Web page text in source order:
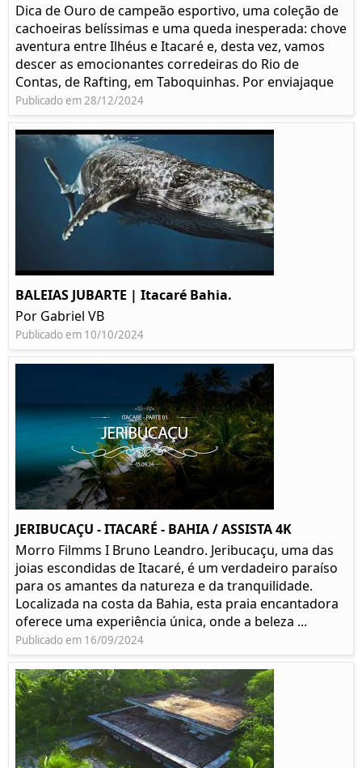
Dica de Ouro de campeão esportivo, uma coleção de
cachoeiras belíssimas e uma queda inesperada: chove
aventura entre Ilhéus e Itacaré e, desta vez, vamos
descer as emocionantes corredeiras do Rio de
Contas, de Rafting, em Taboquinhas. Por enviajaque
Publicado em 28/12/2024
BALEIAS JUBARTE | Itacaré Bahia.
Por Gabriel VB
Publicado em 10/10/2024
JERIBUCAÇU - ITACARÉ - BAHIA / ASSISTA 4K
Morro Filmms I Bruno Leandro. Jeribucaçu, uma das
joias escondidas de Itacaré, é um verdadeiro paraíso
para os amantes da natureza e da tranquilidade.
Localizada na costa da Bahia, esta praia encantadora
oferece uma experiência única, onde a beleza ...
Publicado em 16/09/2024